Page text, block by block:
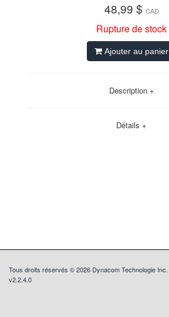
48,99 $ CAD
Rupture de stock
Ajouter au panier
Description +
Détails +
Tous droits réservés © 2026 Dynacom Technologie Inc.
v2.2.4.0